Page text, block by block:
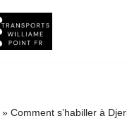
» Comment s’habiller à